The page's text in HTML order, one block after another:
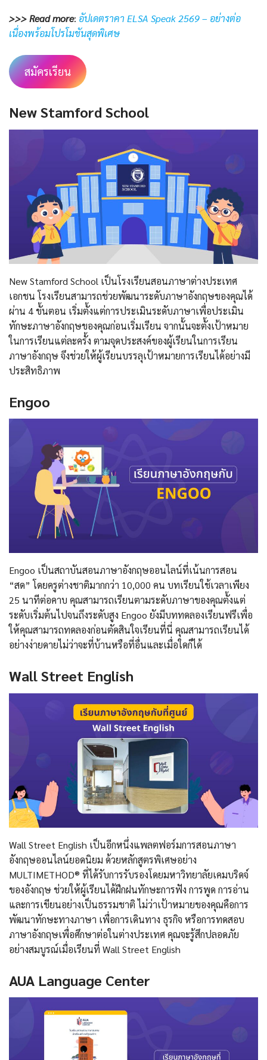
>>> Read more: อัปเดตราคา ELSA Speak 2569 – อย่างต่อ
เนื่องพร้อมโปรโมชันสุดพิเศษ
สมัครเรียน
New Stamford School
New Stamford School เป็นโรงเรียนสอนภาษาต่างประเทศ
เอกชน โรงเรียนสามารถช่วยพัฒนาระดับภาษาอังกฤษของคุณได้
ผ่าน 4 ขั้นตอน เริ่มตั้งแต่การประเมินระดับภาษาเพื่อประเมิน
ทักษะภาษาอังกฤษของคุณก่อนเริ่มเรียน จากนั้นจะตั้งเป้าหมาย
ในการเรียนแต่ละครั้ง ตามจุดประสงค์ของผู้เรียนในการเรียน
ภาษาอังกฤษ จึงช่วยให้ผู้เรียนบรรลุเป้าหมายการเรียนได้อย่างมี
ประสิทธิภาพ
Engoo
Engoo เป็นสถาบันสอนภาษาอังกฤษออนไลน์ที่เน้นการสอน
“สด” โดยครูต่างชาติมากกว่า 10,000 คน บทเรียนใช้เวลาเพียง
25 นาทีต่อคาบ คุณสามารถเรียนตามระดับภาษาของคุณตั้งแต่
ระดับเริ่มต้นไปจนถึงระดับสูง Engoo ยังมีบททดลองเรียนฟรีเพื่อ
ให้คุณสามารถทดลองก่อนตัดสินใจเรียนที่นี่ คุณสามารถเรียนได้
อย่างง่ายดายไม่ว่าจะที่บ้านหรือที่อื่นและเมื่อใดก็ได้
Wall Street English
Wall Street English เป็นอีกหนึ่งแพลตฟอร์มการสอนภาษา
อังกฤษออนไลน์ยอดนิยม ด้วยหลักสูตรพิเศษอย่าง
MULTIMETHOD® ที่ได้รับการรับรองโดยมหาวิทยาลัยเคมบริดจ์
ของอังกฤษ ช่วยให้ผู้เรียนได้ฝึกฝนทักษะการฟัง การพูด การอ่าน
และการเขียนอย่างเป็นธรรมชาติ ไม่ว่าเป้าหมายของคุณคือการ
พัฒนาทักษะทางภาษา เพื่อการเดินทาง ธุรกิจ หรือการทดสอบ
ภาษาอังกฤษเพื่อศึกษาต่อในต่างประเทศ คุณจะรู้สึกปลอดภัย
อย่างสมบูรณ์เมื่อเรียนที่ Wall Street English
AUA Language Center